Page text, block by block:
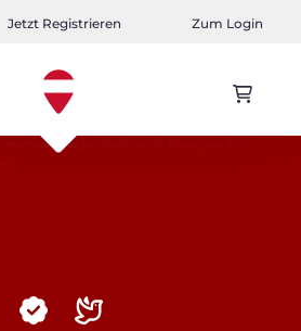
Jetzt Registrieren Zum Login